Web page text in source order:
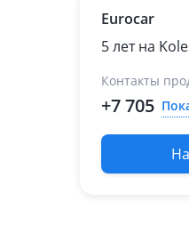
Eurocar
5 лет на
Контакты
+7 705